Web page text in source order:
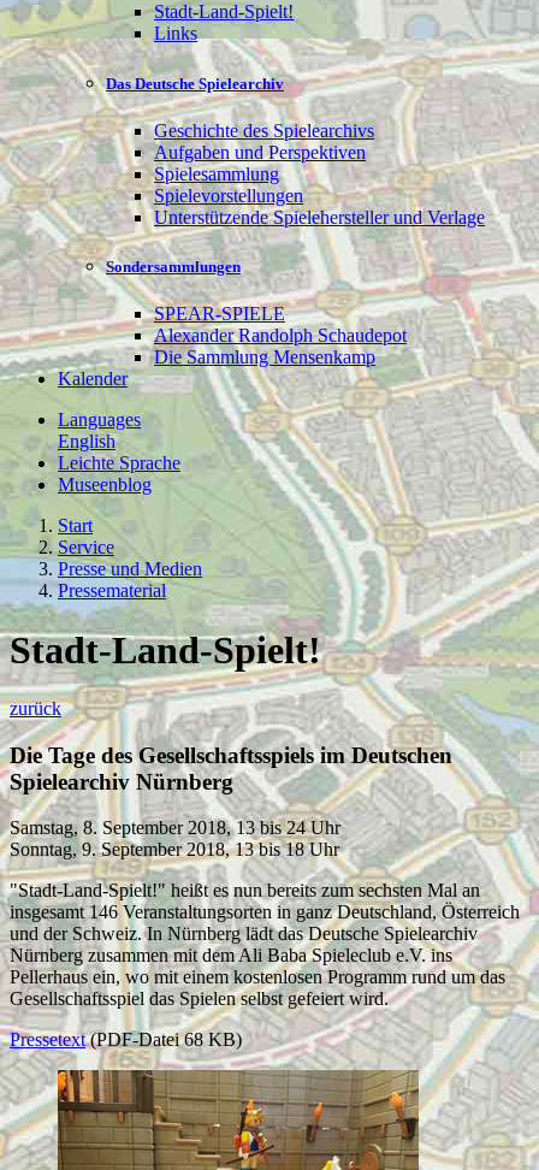
Stadt-Land-Spielt!
Links
Das Deutsche Spielearchiv
Geschichte des Spielearchivs
Aufgaben und Perspektiven
Spielesammlung
Spielevorstellungen
Unterstützende Spielehersteller und Verlage
Sondersammlungen
SPEAR-SPIELE
Alexander Randolph Schaudepot
Die Sammlung Mensenkamp
Kalender
Languages
English
Leichte Sprache
Museenblog
Start
Service
Presse und Medien
Pressematerial
Stadt-Land-Spielt!
zurück
Die Tage des Gesellschaftsspiels im Deutschen
Spielearchiv Nürnberg
Samstag, 8. September 2018, 13 bis 24 Uhr
Sonntag, 9. September 2018, 13 bis 18 Uhr
"Stadt-Land-Spielt!" heißt es nun bereits zum sechsten Mal an
insgesamt 146 Veranstaltungsorten in ganz Deutschland, Österreich
und der Schweiz. In Nürnberg lädt das Deutsche Spielearchiv
Nürnberg zusammen mit dem Ali Baba Spieleclub e.V. ins
Pellerhaus ein, wo mit einem kostenlosen Programm rund um das
Gesellschaftsspiel das Spielen selbst gefeiert wird.
Pressetext(PDF-Datei 68 KB)